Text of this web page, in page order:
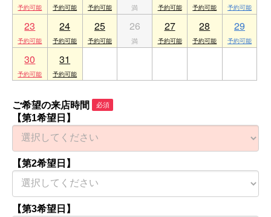
23 24 25 26 27 28 29
30 31
ご希望の来店時間 必須
【第1希望日】
【第2希望日】
【第3希望日】